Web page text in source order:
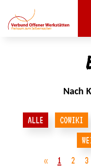
Nach
ALLE COWIKI
«
1 2 3